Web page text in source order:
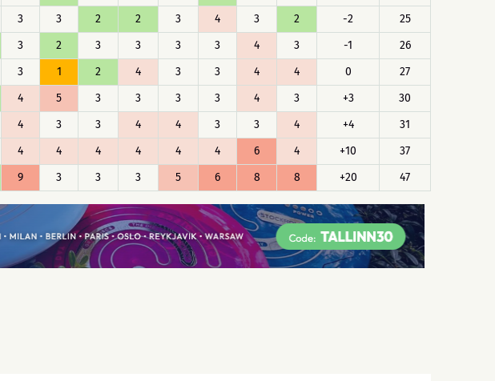
3 3 2 2 3 4 3 2 -2
25
3 2 3 3 3 3 4 3 -1
26
3 1 2 4 3 3 4 4 0
27
4 5 3 3 3 3 4 3 +3
30
4 3 3 4 4 3 3 4 +4
31
4 4 4 4 4 4 6 4 +10
37
9 3 3 3 5 6 8 8 +20 47